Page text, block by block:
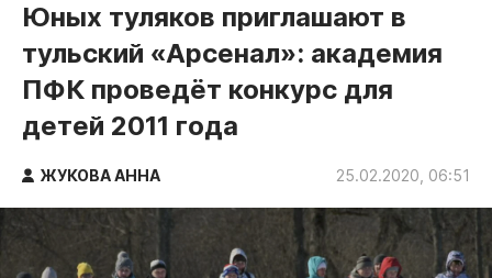
Культура
Происшествия
Спорт
Тульский бренд
Тула предпринимательская
Голодный шпион
Юных туляков приглашают в
тульский «Арсенал»: академия
ПФК проведёт конкурс для
детей 2011 года
ЖУКОВА АННА 25.02.2020, 06:51